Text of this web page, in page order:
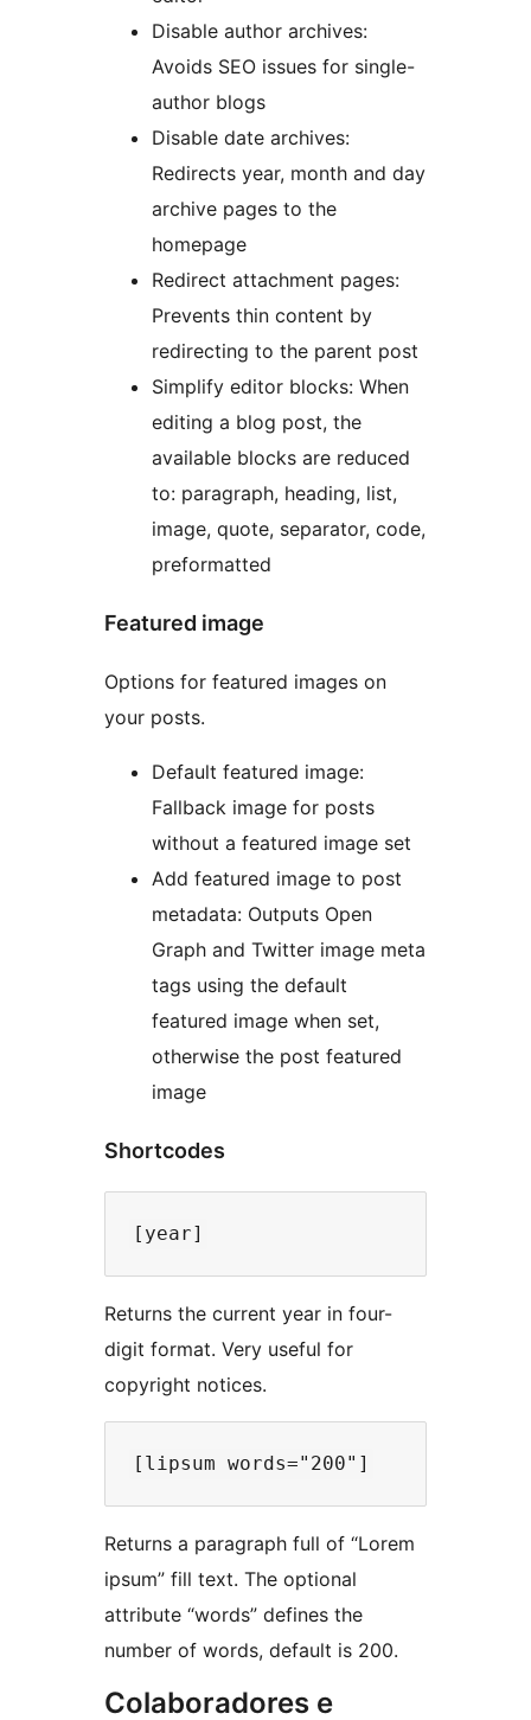
Disable author archives:
Avoids SEO issues for single-
author blogs
Disable date archives:
Redirects year, month and day
archive pages to the
homepage
Redirect attachment pages:
Prevents thin content by
redirecting to the parent post
Simplify editor blocks: When
editing a blog post, the
available blocks are reduced
to: paragraph, heading, list,
image, quote, separator, code,
preformatted
Featured image
Options for featured images on
your posts.
Default featured image:
Fallback image for posts
without a featured image set
Add featured image to post
metadata: Outputs Open
Graph and Twitter image meta
tags using the default
featured image when set,
otherwise the post featured
image
Shortcodes
Returns the current year in four-
digit format. Very useful for
copyright notices.
Returns a paragraph full of “Lorem
ipsum” fill text. The optional
attribute “words” defines the
number of words, default is 200.
Colaboradores e